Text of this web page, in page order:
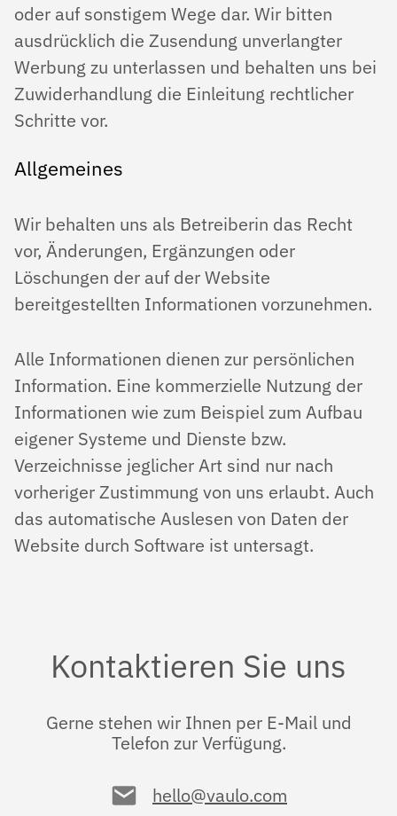
oder auf sonstigem Wege dar. Wir bitten
ausdrücklich die Zusendung unverlangter
Werbung zu unterlassen und behalten uns bei
Zuwiderhandlung die Einleitung rechtlicher
Schritte vor.
Allgemeines
Wir behalten uns als Betreiberin das Recht
vor, Änderungen, Ergänzungen oder
Löschungen der auf der Website
bereitgestellten Informationen vorzunehmen.
Alle Informationen dienen zur persönlichen
Information. Eine kommerzielle Nutzung der
Informationen wie zum Beispiel zum Aufbau
eigener Systeme und Dienste bzw.
Verzeichnisse jeglicher Art sind nur nach
vorheriger Zustimmung von uns erlaubt. Auch
das automatische Auslesen von Daten der
Website durch Software ist untersagt.
Kontaktieren Sie uns
Gerne stehen wir Ihnen per E-Mail und
Telefon zur Verfügung.
hello@vaulo.com